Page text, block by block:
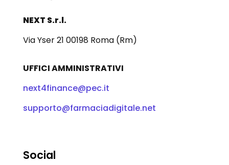
NEXT S.r.l.
Via Yser 21 00198 Roma (Rm)
UFFICI AMMINISTRATIVI
next4finance@pec.it
supporto@farmaciadigitale.net
Social